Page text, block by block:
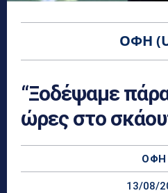
ΟΦΗ
“Ξοδέψαμε
ώρες στο
ΟΦΗ
13/08/